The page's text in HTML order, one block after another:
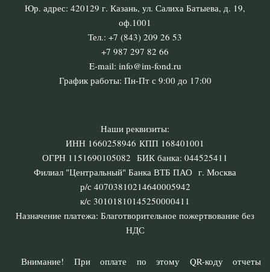
Юр. адрес: 420129 г. Казань, ул. Салиха Батыева, д. 19,
оф.1001
Тел.: +7 (843) 209 26 53
+7 987 297 82 66
E-mail: info@im-fond.ru
График работы: Пн-Пт с 9:00 до 17:00
Наши реквизиты:
ИНН 1660258946 КПП 168401001
ОГРН 1151690105082 БИК банка: 044525411
Филиал "Центральный" Банка ВТБ ПАО г. Москва
р/с 40703810214640005942
к/с 30101810145250000411
Назначение платежа: Благотворительное пожертвование без
НДС
Внимание! При оплате по этому QR-коду отчеты